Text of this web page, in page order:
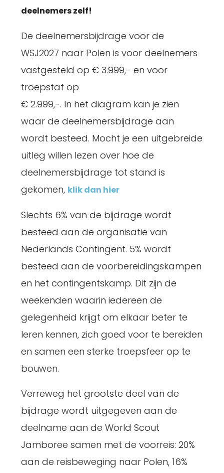
deelnemers zelf!
De deelnemersbijdrage voor de
WSJ2027 naar Polen is voor deelnemers
vastgesteld op € 3.999,- en voor
troepstaf op
€ 2.999,-. In het diagram kan je zien
waar de deelnemersbijdrage aan
wordt besteed. Mocht je een uitgebreide
uitleg willen lezen over hoe de
deelnemersbijdrage tot stand is
gekomen, klik dan hier
Slechts 6% van de bijdrage wordt
besteed aan de organisatie van
Nederlands Contingent. 5% wordt
besteed aan de voorbereidingskampen
en het contingentskamp. Dit zijn de
weekenden waarin iedereen de
gelegenheid krijgt om elkaar beter te
leren kennen, zich goed voor te bereiden
en samen een sterke troepsfeer op te
bouwen.
Verreweg het grootste deel van de
bijdrage wordt uitgegeven aan de
deelname aan de World Scout
Jamboree samen met de voorreis: 20%
aan de reisbeweging naar Polen, 16%